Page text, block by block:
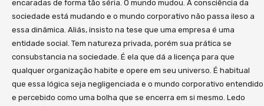
encaradas de forma tão séria. O mundo mudou. A consciência da
sociedade está mudando e o mundo corporativo não passa ileso a
essa dinâmica. Aliás, insisto na tese que uma empresa é uma
entidade social. Tem natureza privada, porém sua prática se
consubstancia na sociedade. É ela que dá a licença para que
qualquer organização habite e opere em seu universo. É habitual
que essa lógica seja negligenciada e o mundo corporativo entendido
e percebido como uma bolha que se encerra em si mesmo. Ledo